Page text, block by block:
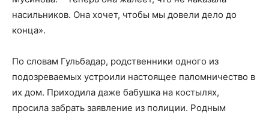
насильников. Она хочет, чтобы мы довели дело до
конца».
По словам Гульбадар, родственники одного из
подозреваемых устроили настоящее паломничество в
их дом. Приходила даже бабушка на костылях,
просила забрать заявление из полиции. Родным